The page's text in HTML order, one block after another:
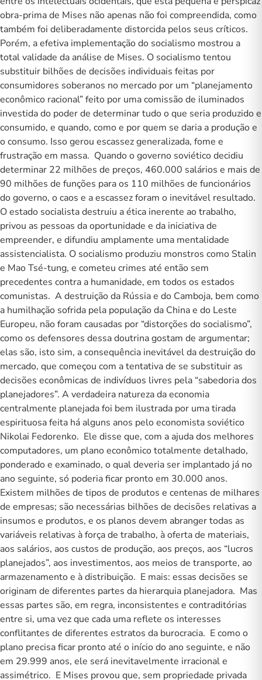
obra-prima de Mises não apenas não foi compreendida, como
também foi deliberadamente distorcida pelos seus críticos.
Porém, a efetiva implementação do socialismo mostrou a
total validade da análise de Mises. O socialismo tentou
substituir bilhões de decisões individuais feitas por
consumidores soberanos no mercado por um “planejamento
econômico racional” feito por uma comissão de iluminados
investida do poder de determinar tudo o que seria produzido e
consumido, e quando, como e por quem se daria a produção e
o consumo. Isso gerou escassez generalizada, fome e
frustração em massa. Quando o governo soviético decidiu
determinar 22 milhões de preços, 460.000 salários e mais de
90 milhões de funções para os 110 milhões de funcionários
do governo, o caos e a escassez foram o inevitável resultado.
O estado socialista destruiu a ética inerente ao trabalho,
privou as pessoas da oportunidade e da iniciativa de
empreender, e difundiu amplamente uma mentalidade
assistencialista. O socialismo produziu monstros como Stalin
e Mao Tsé-tung, e cometeu crimes até então sem
precedentes contra a humanidade, em todos os estados
comunistas. A destruição da Rússia e do Camboja, bem como
a humilhação sofrida pela população da China e do Leste
Europeu, não foram causadas por “distorções do socialismo”,
como os defensores dessa doutrina gostam de argumentar;
elas são, isto sim, a consequência inevitável da destruição do
mercado, que começou com a tentativa de se substituir as
decisões econômicas de indivíduos livres pela “sabedoria dos
planejadores”. A verdadeira natureza da economia
centralmente planejada foi bem ilustrada por uma tirada
espirituosa feita há alguns anos pelo economista soviético
Nikolai Fedorenko. Ele disse que, com a ajuda dos melhores
computadores, um plano econômico totalmente detalhado,
ponderado e examinado, o qual deveria ser implantado já no
ano seguinte, só poderia ficar pronto em 30.000 anos.
Existem milhões de tipos de produtos e centenas de milhares
de empresas; são necessárias bilhões de decisões relativas a
insumos e produtos, e os planos devem abranger todas as
variáveis relativas à força de trabalho, à oferta de materiais,
aos salários, aos custos de produção, aos preços, aos “lucros
planejados”, aos investimentos, aos meios de transporte, ao
armazenamento e à distribuição. E mais: essas decisões se
originam de diferentes partes da hierarquia planejadora. Mas
essas partes são, em regra, inconsistentes e contraditórias
entre si, uma vez que cada uma reflete os interesses
conflitantes de diferentes estratos da burocracia. E como o
plano precisa ficar pronto até o início do ano seguinte, e não
em 29.999 anos, ele será inevitavelmente irracional e
assimétrico. E Mises provou que, sem propriedade privada